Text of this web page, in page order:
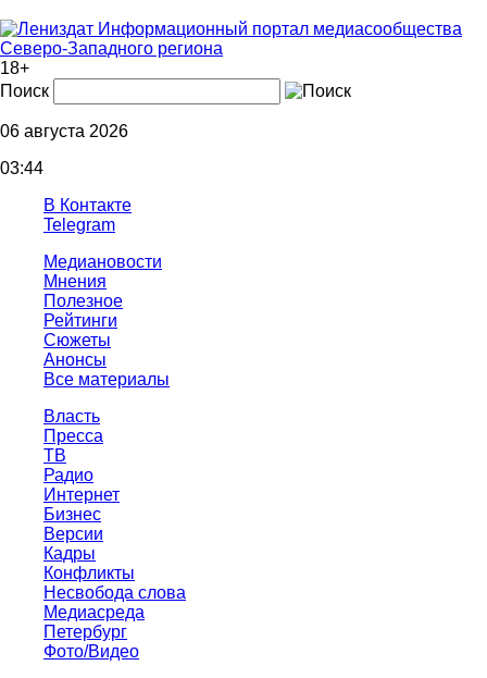
Информационный портал медиасообщества
Северо-Западного региона
18+
Поиск
06 августа 2026
03:44
В Контакте
Telegram
Медиановости
Мнения
Полезное
Рейтинги
Сюжеты
Анонсы
Все материалы
Власть
Пресса
ТВ
Радио
Интернет
Бизнес
Версии
Кадры
Конфликты
Несвобода слова
Медиасреда
Петербург
Фото/Видео